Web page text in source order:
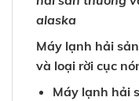
alaska
Máy lạnh hải
và loại rời cục
Máy lạnh hải